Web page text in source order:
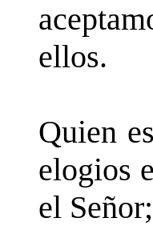
ellos.
Quien
elogios
el